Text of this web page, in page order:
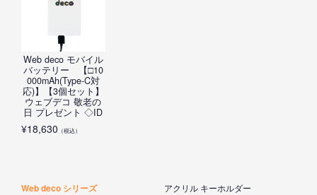
Web deco モバイル
バッテリー 【□10
000mAh(Type-C対
応)】【3個セット】
ウェブデコ 敬老の
日 プレゼント ◇ID
¥18,630 （税込）
Web deco シリーズ
アクリル キーホルダー